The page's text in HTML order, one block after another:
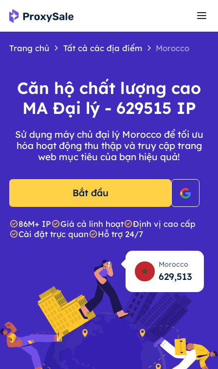
Trang chủ Tất cả các địa điểm Morocco
Căn hộ chất lượng cao
MA Đại lý - 629515 IP
Sử dụng máy chủ đại lý Morocco để tối ưu
hóa hoạt động thu thập và truy cập trang
web mục tiêu của bạn hiệu quả!
Bắt đầu
86M+ IP Giá cả linh hoạt
Định vị cao cấp
Cài đặt trực quan
Hỗ trợ 24/7
Morocco
629,515